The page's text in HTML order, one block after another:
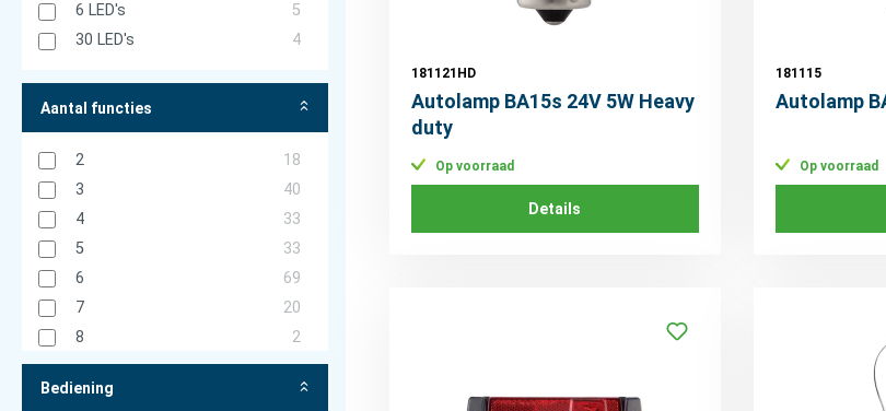
Kabel
384
Kabelschoen
7
PRS Jaeger
3
Platte kabel - Flat cable
13
TYCO stekker
1
6 LED's
5
30 LED's
4
Aantal functies
2
18
3
40
4
33
5
33
6
69
7
20
8
2
Bediening
181121HD
Autolamp BA15s 24V 5W Heavy
duty
Op voorraad
Details
181115
Autolamp
Op voorraad